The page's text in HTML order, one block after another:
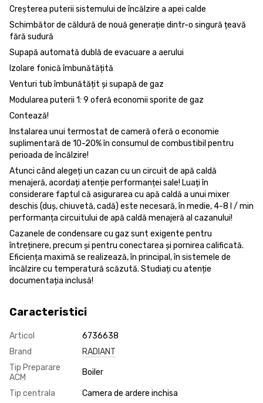
Creșterea puterii sistemului de încălzire a apei calde
Schimbător de căldură de nouă generație dintr-o singură țeavă
fără sudură
Supapă automată dublă de evacuare a aerului
Izolare fonică îmbunătățită
Venturi tub îmbunătățit și supapă de gaz
Modularea puterii 1: 9 oferă economii sporite de gaz
Contează!
Instalarea unui termostat de cameră oferă o economie
suplimentară de 10-20% în consumul de combustibil pentru
perioada de încălzire!
Atunci când alegeți un cazan cu un circuit de apă caldă
menajeră, acordați atenție performanței sale! Luați în
considerare faptul că asigurarea cu apă caldă a unui mixer
deschis (duș, chiuvetă, cadă) este necesară, în medie, 4-8 l / min
performanța circuitului de apă caldă menajeră al cazanului!
Cazanele de condensare cu gaz sunt exigente pentru
întreținere, precum și pentru conectarea și pornirea calificată.
Eficiența maximă se realizează, în principal, în sistemele de
încălzire cu temperatură scăzută. Studiați cu atenție
documentația inclusă!
Caracteristici
Articol
6736638
Brand
RADIANT
Tip Preparare
ACM
Boiler
Tip centrala
Camera de ardere inchisa